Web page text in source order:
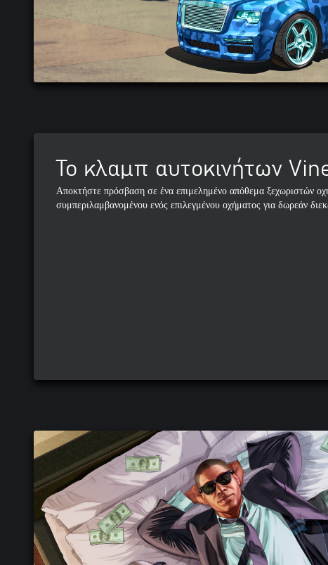
Το κλαμπ αυτοκινήτων
Αποκτήστε πρόσβαση σε ένα επιμελημένο απόθεμα ξεχωριστών
συμπεριλαμβανομένου ενός επιλεγμένου οχήματος για δωρεάν